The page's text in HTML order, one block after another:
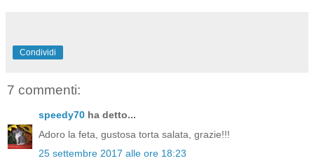
Condividi
7 commenti:
speedy70 ha detto...
Adoro la feta, gustosa torta salata, grazie!!!
25 settembre 2017 alle ore 18:23